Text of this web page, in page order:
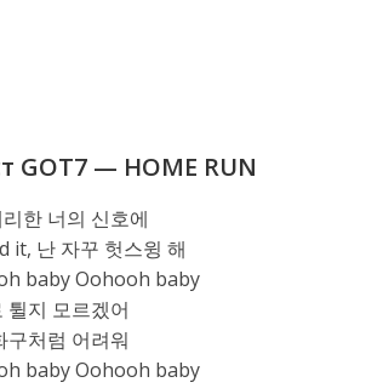
GOT7 — HOME RUN
한 너의 신호에
it, 난 자꾸 헛스윙 해
baby Ooh­ooh baby
튈지 모르겠어
구처럼 어려워
baby Ooh­ooh baby